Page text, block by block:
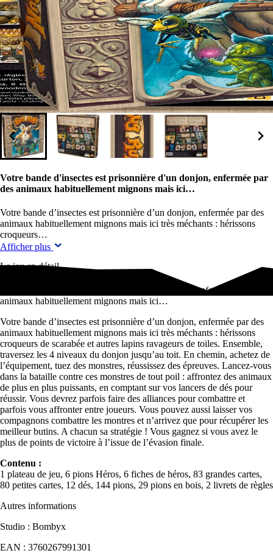
Votre bande d'insectes est prisonnière d'un donjon, enfermée par
des animaux habituellement mignons mais ici…
Votre bande d’insectes est prisonnière d’un donjon, enfermée par des
animaux habituellement mignons mais ici très méchants : hérissons
croqueurs…
Afficher plus
Le jeu en détail
Votre bande d'insectes est prisonnière d'un donjon, enfermée par des
animaux habituellement mignons mais ici…
Votre bande d’insectes est prisonnière d’un donjon, enfermée par des
animaux habituellement mignons mais ici très méchants : hérissons
croqueurs de scarabée et autres lapins ravageurs de toiles. Ensemble,
traversez les 4 niveaux du donjon jusqu’au toit. En chemin, achetez de
l’équipement, tuez des monstres, réussissez des épreuves. Lancez-vous
dans la bataille contre ces monstres de tout poil : affrontez des animaux
de plus en plus puissants, en comptant sur vos lancers de dés pour
réussir. Vous devrez parfois faire des alliances pour combattre et
parfois vous affronter entre joueurs. Vous pouvez aussi laisser vos
compagnons combattre les montres et n’arrivez que pour récupérer les
meilleur butins. A chacun sa stratégie ! Vous gagnez si vous avez le
plus de points de victoire à l’issue de l’évasion finale.
Contenu :
1 plateau de jeu, 6 pions Héros, 6 fiches de héros, 83 grandes cartes,
80 petites cartes, 12 dés, 144 pions, 29 pions en bois, 2 livrets de règles
Autres informations
Studio : Bombyx
EAN : 3760267991301